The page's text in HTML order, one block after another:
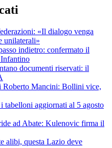
«Il dialogo venga
unilaterali»
indietro: confermato il
documenti riservati: il
Roberto Mancini: Bollini vice,
tabelloni aggiornati al 5 agosto
ad Abate: Kulenovic firma il
alibi, questa Lazio deve